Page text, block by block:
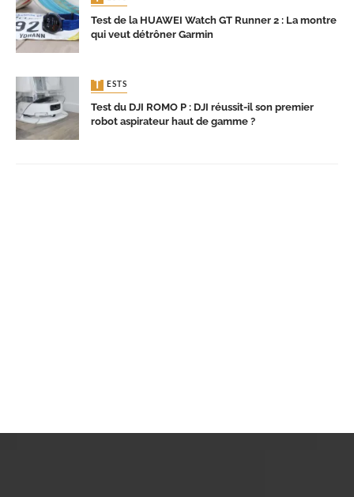
Test de la HUAWEI Watch GT Runner 2 : La montre
qui veut détrôner Garmin
TESTS
Test du DJI ROMO P : DJI réussit-il son premier
robot aspirateur haut de gamme ?